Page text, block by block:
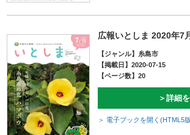
広報いとしま 2020年7
【ジャンル】糸島市
【掲載日】2020-07-15
【ページ数】20
＞詳細
＞ 電子ブックを開く(HTML5